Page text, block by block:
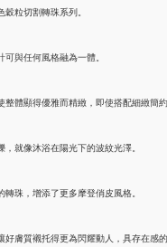
粒切割轉珠系列。
與任何風格融為一體。
整體顯得優雅而精緻，即使搭配細緻簡
，就像沐浴在陽光下的波紋光澤。
轉珠，增添了更多摩登俏皮風格。
好膚質襯托得更為閃耀動人，具存在感